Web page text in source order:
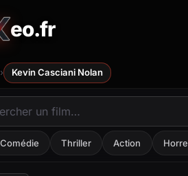
eo.fr
› Kevin Casciani Nolan
Comédie Thriller Action